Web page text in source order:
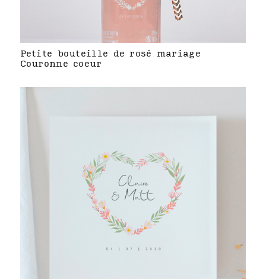
Petite bouteille de rosé mariage
Couronne coeur